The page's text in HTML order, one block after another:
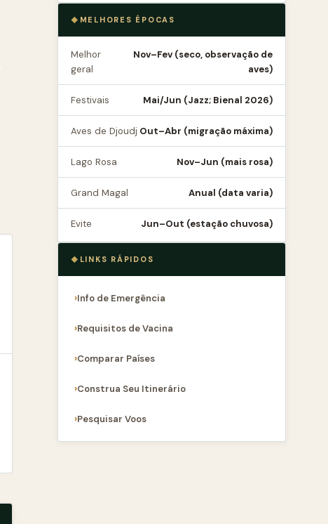
MELHORES ÉPOCAS
Melhor
geral
Nov–Fev (seco, observação de
aves)
Festivais Mai/Jun (Jazz; Bienal 2026)
Aves de Djoudj Out–Abr (migração máxima)
Lago Rosa Nov–Jun (mais rosa)
Grand Magal Anual (data varia)
Evite Jun–Out (estação chuvosa)
LINKS RÁPIDOS
Info de Emergência
Requisitos de Vacina
Comparar Países
Construa Seu Itinerário
Pesquisar Voos